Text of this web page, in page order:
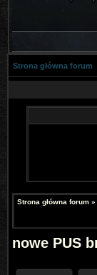
Strona główna forum
Strona główna forum »
nowe PUS